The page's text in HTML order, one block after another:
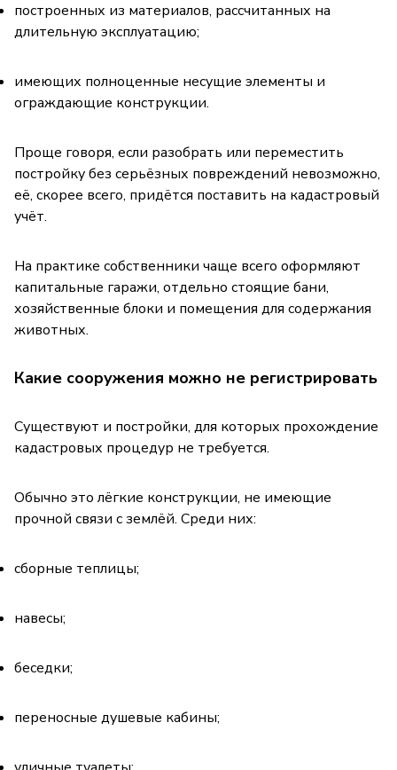
построенных из материалов, рассчитанных на
длительную эксплуатацию;
имеющих полноценные несущие элементы и
ограждающие конструкции.
Проще говоря, если разобрать или переместить
постройку без серьёзных повреждений невозможно,
её, скорее всего, придётся поставить на кадастровый
учёт.
На практике собственники чаще всего оформляют
капитальные гаражи, отдельно стоящие бани,
хозяйственные блоки и помещения для содержания
животных.
Какие сооружения можно не регистрировать
Существуют и постройки, для которых прохождение
кадастровых процедур не требуется.
Обычно это лёгкие конструкции, не имеющие
прочной связи с землёй. Среди них:
сборные теплицы;
навесы;
беседки;
переносные душевые кабины;